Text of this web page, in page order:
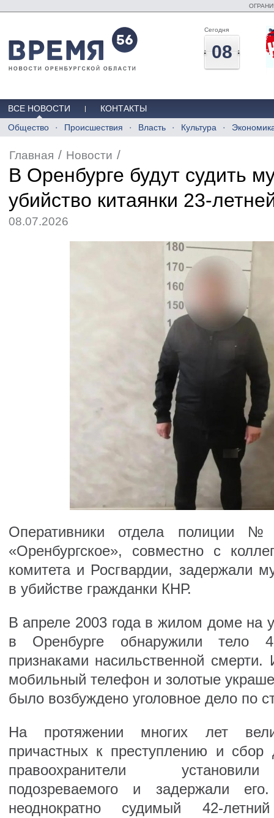
Сегодня
08
ВСЕ НОВОСТИ
КОНТАКТЫ
Общество
Происшествия Власть Культура
Главная / Новости /
В Оренбурге будут судить
убийство китаянки 23-
08.07.2026
Оперативники отдела
«Оренбургское», совместно с
комитета и Росгвардии, задержали
в убийстве гражданки КНР.
В апреле 2003 года в жилом доме на
в Оренбурге обнаружили тело
признаками насильственной
мобильный телефон и золотые
было возбуждено уголовное дело по
На протяжении многих лет
причастных к преступлению и сбор
правоохранители
подозреваемого и задержали
неоднократно судимый 42-